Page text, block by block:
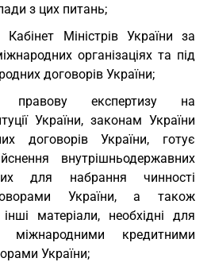
з цих питань;
Міністрів України за
організаціях та під
договорів України;
правову експертизу на
України, законам України
договорів України, готує
внутрішньодержавних
для набрання чинності
України, а також
матеріали, необхідні для
міжнародними кредитними
України;